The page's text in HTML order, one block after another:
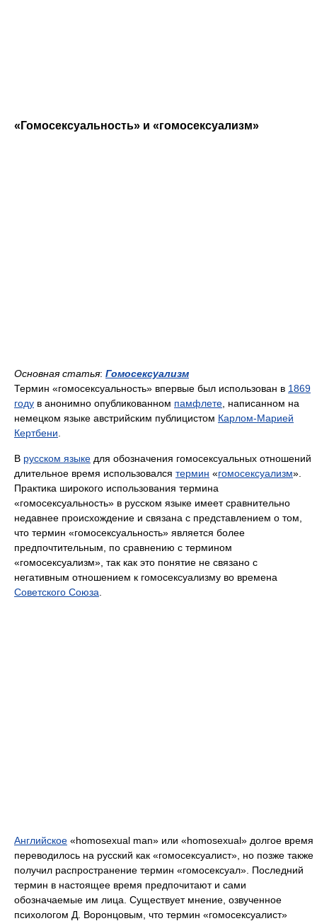
«Гомосексуальность» и «гомосексуализм»
Основная статья: Гомосексуализм
Термин «гомосексуальность» впервые был использован в 1869
году в анонимно опубликованном памфлете, написанном на
немецком языке австрийским публицистом Карлом-Марией
Кертбени.
В русском языке для обозначения гомосексуальных отношений
длительное время использовался термин «гомосексуализм».
Практика широкого использования термина
«гомосексуальность» в русском языке имеет сравнительно
недавнее происхождение и связана с представлением о том,
что термин «гомосексуальность» является более
предпочтительным, по сравнению с термином
«гомосексуализм», так как это понятие не связано с
негативным отношением к гомосексуализму во времена
Советского Союза.
Английское «homosexual man» или «homosexual» долгое время
переводилось на русский как «гомосексуалист», но позже также
получил распространение термин «гомосексуал». Последний
термин в настоящее время предпочитают и сами
обозначаемые им лица. Существует мнение, озвученное
психологом Д. Воронцовым, что термин «гомосексуалист»